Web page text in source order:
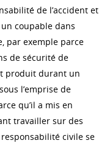
de l’accident et
coupable dans
par exemple parce
de sécurité de
produit durant un
l’emprise de
qu’il a mis en
travailler sur des
civile se